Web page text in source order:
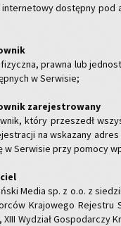
do­stęp­ny pod
praw­na lub
w Ser­wi­sie;
za­re­je­stro­wa­ny
który prze­szedł
na wska­za­ny
w Ser­wi­sie przy po­mo­cy
Media sp. z o.o. z
Kra­jo­we­go Re­je­stru
XIII Wy­dział Go­spo­dar­czy